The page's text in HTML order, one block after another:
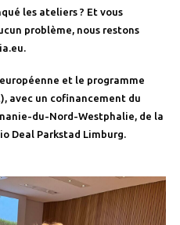
les ateliers ? Et vous
problème, nous restons
et le programme
avec un cofinancement du
du-Nord-Westphalie, de la
Deal Parkstad Limburg.